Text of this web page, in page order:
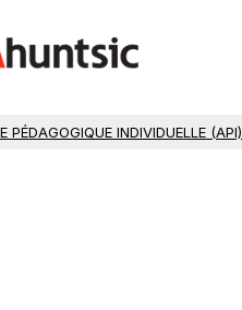
PÉDAGOGIQUE INDIVIDUELLE (API)